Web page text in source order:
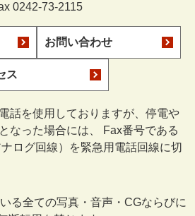
0242-73-2115
お問い合わせ
ス
話を使用しておりますが、停電や
なった場合には、 Fax番号である
ログ回線）を緊急用電話回線に切
る全ての写真・音声・CGならびに